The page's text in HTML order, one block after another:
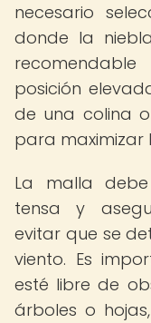
necesario
donde la
posición
de una colina
para
La malla
tensa y
evitar que se
viento. Es
esté libre de
árboles o